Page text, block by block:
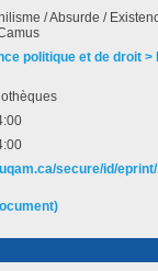
/ Absurde /
politique et de droit
secure/id/